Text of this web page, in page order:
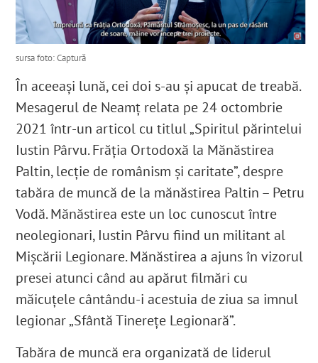
sursa foto: Captură
În aceeași lună, cei doi s-au și apucat de treabă.
Mesagerul de Neamț relata pe 24 octombrie
2021 într-un articol cu titlul „Spiritul părintelui
Iustin Pârvu. Frăția Ortodoxă la Mănăstirea
Paltin, lecție de românism și caritate”, despre
tabăra de muncă de la mănăstirea Paltin – Petru
Vodă. Mănăstirea este un loc cunoscut între
neolegionari, Iustin Pârvu fiind un militant al
Mișcării Legionare. Mănăstirea a ajuns în vizorul
presei atunci când au apărut filmări cu
măicuțele cântându-i acestuia de ziua sa imnul
legionar „Sfântă Tinerețe Legionară”.
Tabăra de muncă era organizată de liderul